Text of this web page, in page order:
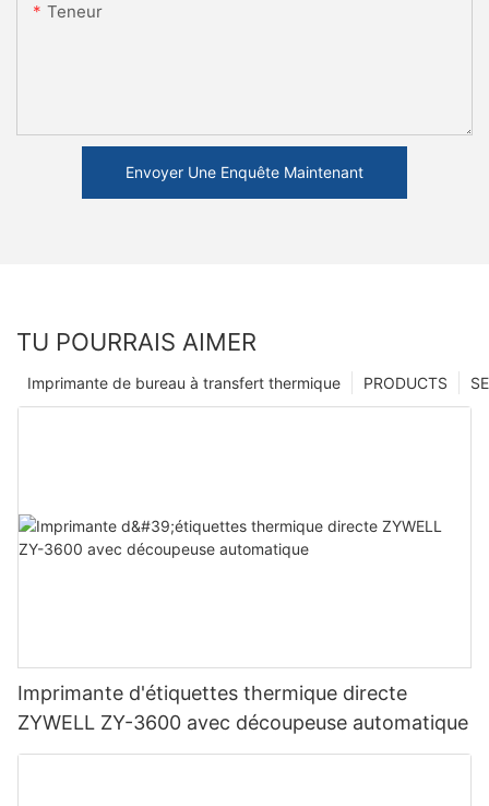
Teneur
Envoyer Une Enquête Maintenant
TU POURRAIS AIMER
PRODUCTS
Imprimante de bureau à transfert thermique
Imprimante d'étiquettes thermique directe
ZYWELL ZY-3600 avec découpeuse automatique